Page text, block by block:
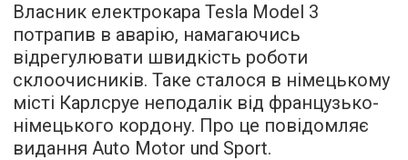
Власник електрокара Tesla Model 3
потрапив в аварію, намагаючись
відрегулювати швидкість роботи
склоочисників. Таке сталося в німецькому
місті Карлсруе неподалік від французько-
німецького кордону. Про це повідомляє
видання Auto Motor und Sport.